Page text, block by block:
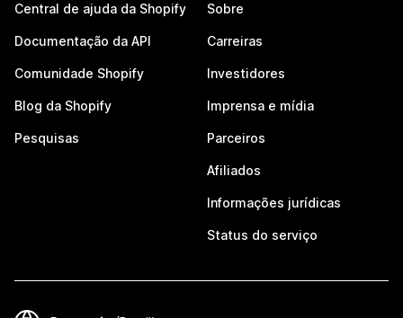
Central de ajuda da Shopify
Documentação da API
Comunidade Shopify
Blog da Shopify
Pesquisas
Sobre
Carreiras
Investidores
Imprensa e mídia
Parceiros
Afiliados
Informações jurídicas
Status do serviço